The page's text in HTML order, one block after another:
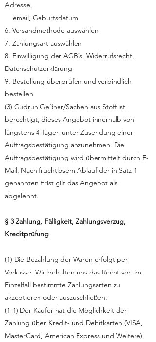
Adresse,
email, Geburtsdatum
6. Versandmethode auswählen
7. Zahlungsart auswählen
8. Einwilligung der AGB´s, Widerrufsrecht,
Datenschutzerklärung
9. Bestellung überprüfen und verbindlich
bestellen
(3) Gudrun Geßner/Sachen aus Stoff ist
berechtigt, dieses Angebot innerhalb von
längstens 4 Tagen unter Zusendung einer
Auftragsbestätigung anzunehmen. Die
Auftragsbestätigung wird übermittelt durch E-
Mail. Nach fruchtlosem Ablauf der in Satz 1
genannten Frist gilt das Angebot als
abgelehnt.
§ 3 Zahlung, Fälligkeit, Zahlungsverzug,
Kreditprüfung
(1) Die Bezahlung der Waren erfolgt per
Vorkasse. Wir behalten uns das Recht vor, im
Einzelfall bestimmte Zahlungsarten zu
akzeptieren oder auszuschließen.
(1-1) Der Käufer hat die Möglichkeit der
Zahlung über Kredit- und Debitkarten (VISA,
MasterCard, American Express und Weitere),